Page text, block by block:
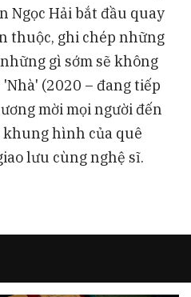
Ngọc Hải bắt đầu quay
thuộc, ghi chép những
gì sớm sẽ không
(2020 – đang tiếp
mời mọi người đến
khung hình của quê
lưu cùng nghệ sĩ.